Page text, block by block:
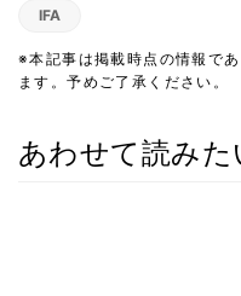
IFA
※本記事は掲載時点の情報で
ます。予めご了承ください。
あわせて読みた